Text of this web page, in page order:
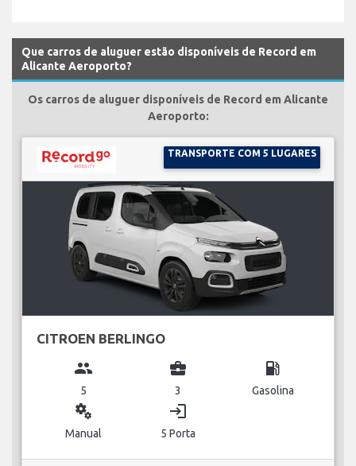
Que carros de aluguer estão disponíveis de Record em
Alicante Aeroporto?
Os carros de aluguer disponíveis de Record em Alicante
Aeroporto:
TRANSPORTE COM 5 LUGARES
CITROEN BERLINGO
group
5
business_center
3
local_gas_station
Gasolina
miscellaneous_services
Manual
login
5 Porta